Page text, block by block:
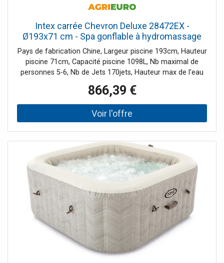
Intex carrée Chevron Deluxe 28472EX -
Ø193x71 cm - Spa gonflable à hydromassage
Pays de fabrication Chine, Largeur piscine 193cm, Hauteur
piscine 71cm, Capacité piscine 1098L, Nb maximal de
personnes 5-6, Nb de Jets 170jets, Hauteur max de l'eau
piscine Effet strié, Filtre À cartouche, Débit horaire max
pompe 1741L/h, Bâche de protection Incluse, Tapis de sol
Inclus, Chlorinateur Inclus, Module WIFI (en dotation),
Traitement eau calcaire en dotation, Gestion à travers
866,39 €